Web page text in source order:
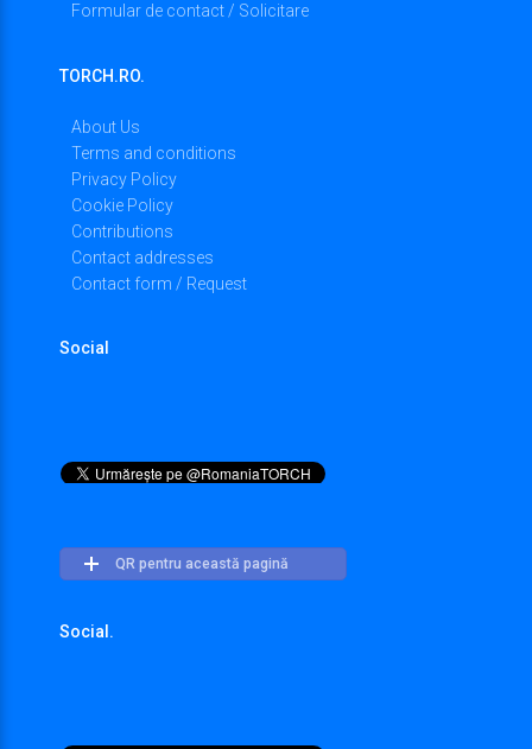
Formular de contact / Solicitare
TORCH.RO.
About Us
Terms and conditions
Privacy Policy
Cookie Policy
Contributions
Contact addresses
Contact form / Request
Social
QR pentru această pagină
Social.